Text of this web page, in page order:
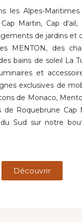
les Alpes-
Martin, Cap
de jardins et
MENTON, des
bains de soleil La
et
exclusives de
de Monaco,
Roquebrune Cap
Sud sur notre
Découvrir